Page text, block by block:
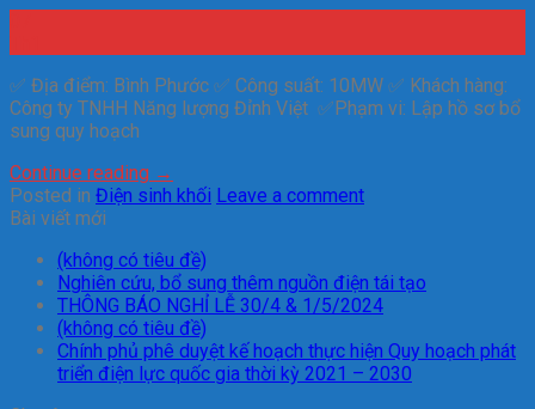
✅ Địa điểm: Bình Phước ✅ Công suất: 10MW ✅ Khách hàng:
Công ty TNHH Năng lượng Đỉnh Việt ✅Phạm vi: Lập hồ sơ bổ
sung quy hoạch
Continue reading →
Posted in Điện sinh khối Leave a comment
Bài viết mới
(không có tiêu đề)
Nghiên cứu, bổ sung thêm nguồn điện tái tạo
THÔNG BÁO NGHỈ LỄ 30/4 & 1/5/2024
(không có tiêu đề)
Chính phủ phê duyệt kế hoạch thực hiện Quy hoạch phát
triển điện lực quốc gia thời kỳ 2021 – 2030